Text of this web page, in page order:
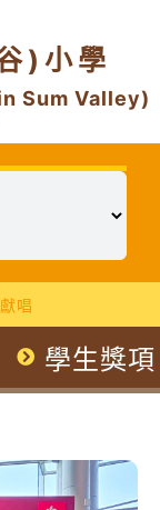
)小學
Sum Valley)
唱
學生獎項